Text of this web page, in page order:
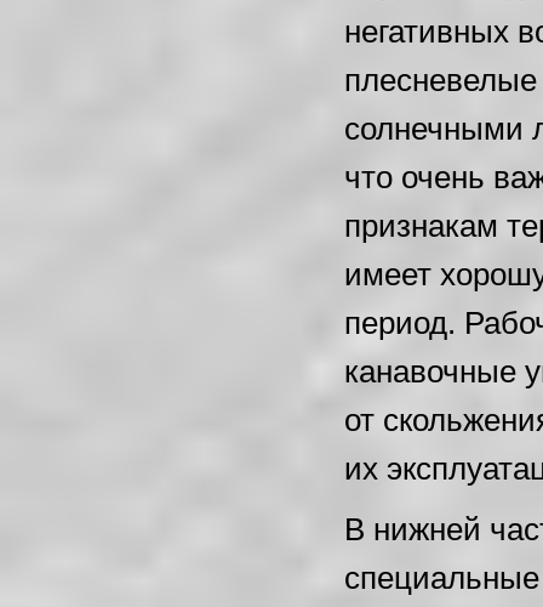
негативных
солнечными
что очень
признакам
имеет
период.
канавочные
от
их
В нижней